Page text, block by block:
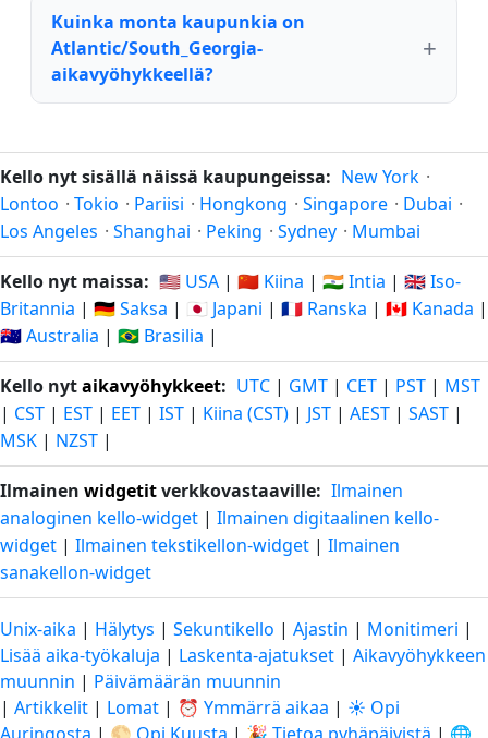
Kuinka monta kaupunkia on
Atlantic/South_Georgia-
aikavyöhykkeellä?
Kello nyt sisällä näissä kaupungeissa: New York ·
Lontoo · Tokio · Pariisi · Hongkong · Singapore · Dubai ·
Los Angeles · Shanghai · Peking · Sydney · Mumbai
Kello nyt maissa: 🇺🇸 USA | 🇨🇳 Kiina | 🇮🇳 Intia | 🇬🇧 Iso-
Britannia | 🇩🇪 Saksa | 🇯🇵 Japani | 🇫🇷 Ranska | 🇨🇦 Kanada |
🇦🇺 Australia | 🇧🇷 Brasilia |
Kello nytaikavyöhykkeet: UTC | GMT | CET | PST | MST
| CST | EST | EET | IST | Kiina (CST) | JST | AEST | SAST |
MSK | NZST |
Ilmainen widgetitverkkovastaaville: Ilmainen
analoginen kello-widget | Ilmainen digitaalinen kello-
widget | Ilmainen tekstikellon-widget | Ilmainen
sanakellon-widget
Unix-aika | Hälytys | Sekuntikello | Ajastin | Monitimeri |
Lisää aika-työkaluja | Laskenta-ajatukset | Aikavyöhykkeen
muunnin | Päivämäärän muunnin
| Artikkelit | Lomat | ⏰ Ymmärrä aikaa | ☀️ Opi